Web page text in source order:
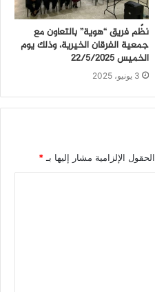
نظّم فريق “هوية” بالتعاون مع
جمعية الفرقان الخيرية، وذلك يوم
الخميس 22/5/2025
3 يونيو، 2025
الحقول الإلزامية مشار إليها بـ *